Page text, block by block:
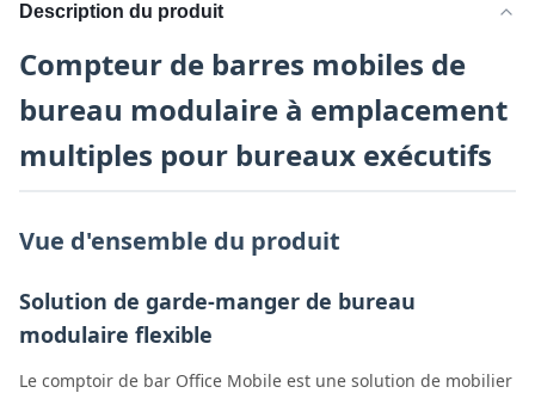
Description du produit
Compteur de barres mobiles de
bureau modulaire à emplacement
multiples pour bureaux exécutifs
Vue d'ensemble du produit
Solution de garde-manger de bureau
modulaire flexible
Le comptoir de bar Office Mobile est une solution de mobilier